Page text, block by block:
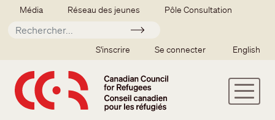
Aller au contenu principal
Secondary menu
Média Réseau des jeunes Pôle Consultation
Soumettre
SSO user menu
S'inscrire Se connecter English